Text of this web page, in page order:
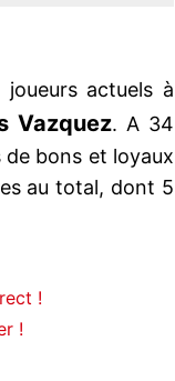
actuels à
Vazquez. A 34
de bons et loyaux
au total, dont 5
!
!